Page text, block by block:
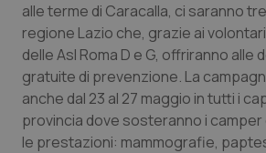
Molise
Piemonte
Provincia Autonoma di
Epatiti
HIV
Infezioni & Febbre
alle terme di Caracalla, ci saranno
regione Lazio che, grazie ai
delle Asl Roma D e G, offriranno alle
gratuite di prevenzione. La
anche dal 23 al 27 maggio in tutti i
provincia dove sosteranno i camper
le prestazioni: mammografie,